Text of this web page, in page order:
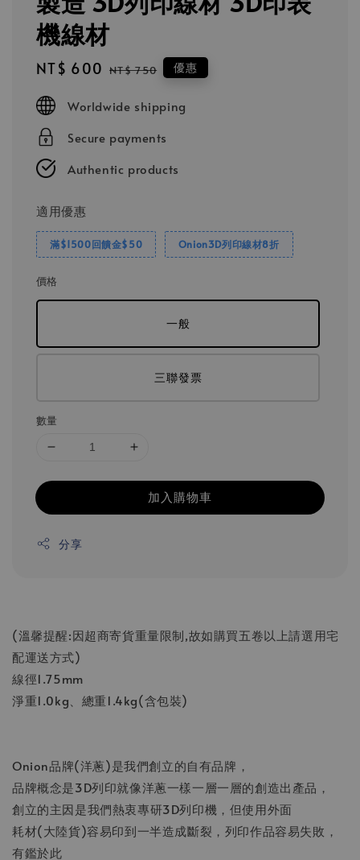
機線材
Sale
NT$ 600 Regular
NT$ 750 優惠
Worldwide shipping
Secure payments
Authentic products
適用優惠
滿$1500回饋金$50 Onion3D列印線材8折
價格
一般
三聯發票
數量
加入購物車
分享
(溫馨提醒:因超商寄貨重量限制,故如購買五卷以上請選用宅
配運送方式)
線徑1.75mm
淨重1.0kg、總重1.4kg(含包裝)
Onion品牌(洋蔥)是我們創立的自有品牌，
品牌概念是3D列印就像洋蔥一樣一層一層的創造出產品，
創立的主因是我們熱衷專研3D列印機，但使用外面
耗材(大陸貨)容易印到一半造成斷裂，列印作品容易失敗，
有鑑於此